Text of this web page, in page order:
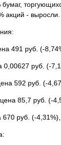
акций - выросли.
491 руб. (-
0,00627 руб. (-
592 руб. (-
85,7 руб. (-
руб. (-